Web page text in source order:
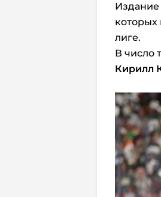
Издание
которых
лиге.
В число
Кирилл